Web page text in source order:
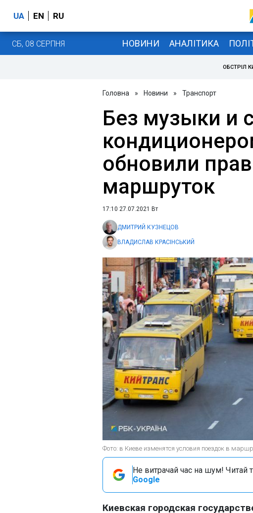
UA EN RU
СБ, 08 СЕРПНЯ НОВИНИ АНАЛІТИКА
ОБСТРІЛ
Головна » Новини » Транспорт
Без музыки и с
обновили
маршруток
17:10 27.07.2021 Вт
ДМИТРИЙ КУЗНЕЦОВ
ВЛАДИСЛАВ КРАСІНСЬКИЙ
Фото: в Киеве изменятся условия поездок в
Не витрачай час на шум! Читай
Google
Киевская городская